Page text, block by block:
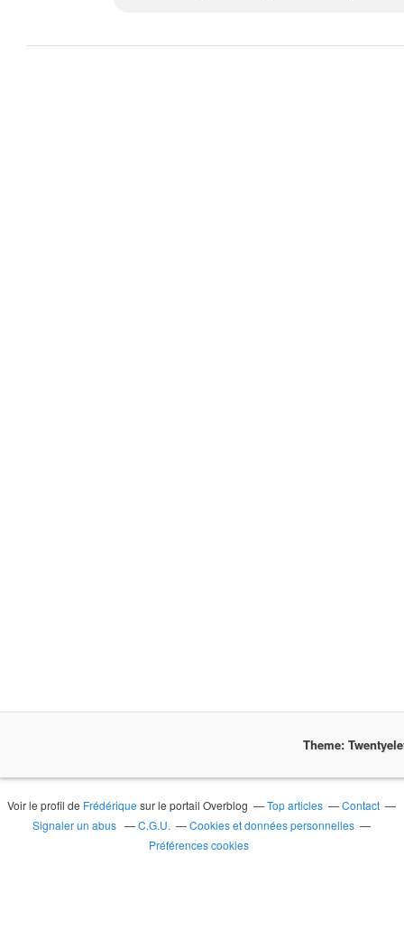
Theme:
Voir le profil de Frédérique sur le portail Overblog Top articles
Contact
Signaler un abus
C.G.U.
Cookies et données personnelles
Préférences cookies